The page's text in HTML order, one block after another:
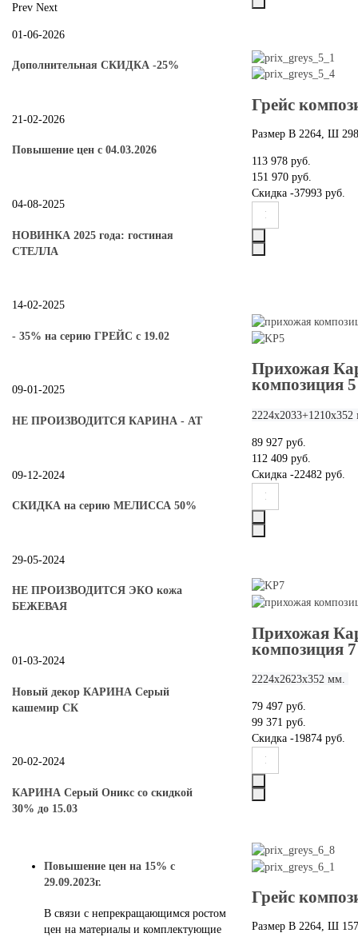
Грейс
Размер В 2264, Ш
113 978 руб.
151 970 руб.
Скидка -37993 руб.
Прихожая
композиция 5
89 927 руб.
112 409 руб.
Скидка -22482 руб.
Прихожая
композиция 7
2224х2623х352 мм.
79 497 руб.
99 371 руб.
Скидка -19874 руб.
Грейс
Размер В 2264, Ш
Prev Next
01-06-2026
Дополнительная СКИДКА -25%
21-02-2026
Повышение цен с 04.03.2026
04-08-2025
НОВИНКА 2025 года: гостиная
СТЕЛЛА
14-02-2025
- 35% на серию ГРЕЙС с 19.02
09-01-2025
НЕ ПРОИЗВОДИТСЯ КАРИНА - АТ
09-12-2024
СКИДКА на серию МЕЛИССА 50%
29-05-2024
НЕ ПРОИЗВОДИТСЯ ЭКО кожа
БЕЖЕВАЯ
01-03-2024
Новый декор КАРИНА Серый
кашемир СК
20-02-2024
КАРИНА Серый Оникс со скидкой
30% до 15.03
Повышение цен на 15% с
29.09.2023г.
В связи с непрекращающимся ростом
цен на материалы и комплектующие